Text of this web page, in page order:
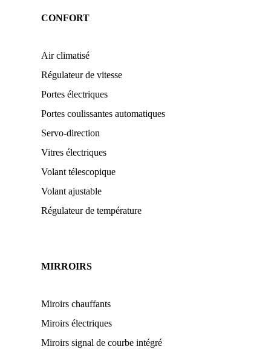
CONFORT
Air climatisé
Régulateur de vitesse
Portes électriques
Portes coulissantes automatiques
Servo-direction
Vitres électriques
Volant télescopique
Volant ajustable
Régulateur de température
MIRROIRS
Miroirs chauffants
Miroirs électriques
Miroirs signal de courbe intégré